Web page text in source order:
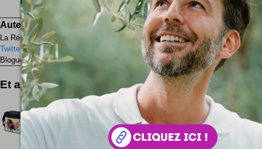
Auteur :La Rédaction
La Rédaction #Tribords depuis 2006.
Twitter Facebook
Blogueur ? Auteur ?Rejoignez la rédaction !
Et aussi ...
Sacoches hypes by YouKo
Un peu de couleurs pour une rentrée branchée ?
en une phrase : Youko propose des sacoches